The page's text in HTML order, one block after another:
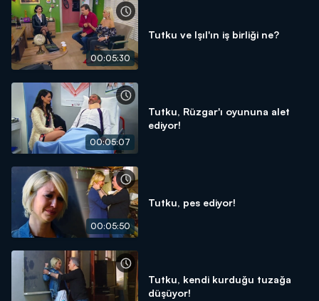
00:05:30
Tutku ve Işıl'ın iş birliği ne?
00:05:07
Tutku, Rüzgar'ı oyununa alet
ediyor!
00:05:50
Tutku, pes ediyor!
Tutku, kendi kurduğu tuzağa
düşüyor!